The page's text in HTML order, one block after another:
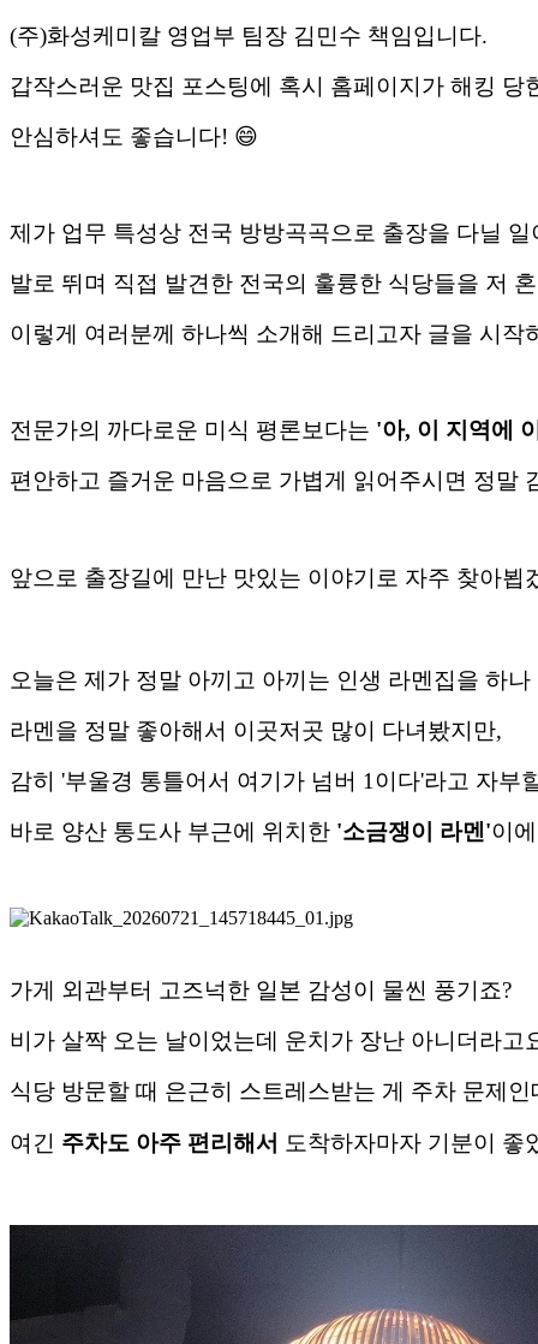
(주)화성케미칼 영업부 팀장 김민수 책임입니다.
갑작스러운 맛집 포스팅에 혹시 홈페이지가 해킹 당
안심하셔도 좋습니다! 😄
제가 업무 특성상 전국 방방곡곡으로 출장을 다닐
발로 뛰며 직접 발견한 전국의 훌륭한 식당들을 저
이렇게 여러분께 하나씩 소개해 드리고자 글을 시작
전문가의 까다로운 미식 평론보다는 '아, 이 지역에
편안하고 즐거운 마음으로 가볍게 읽어주시면 정말
앞으로 출장길에 만난 맛있는 이야기로 자주 찾아
오늘은 제가 정말 아끼고 아끼는 인생 라멘집을 하
라멘을 정말 좋아해서 이곳저곳 많이 다녀봤지만,
감히 '부울경 통틀어서 여기가 넘버 1이다'라고 자부
바로 양산 통도사 부근에 위치한 '소금쟁이 라멘'이
가게 외관부터 고즈넉한 일본 감성이 물씬 풍기죠?
비가 살짝 오는 날이었는데 운치가 장난 아니더라고
식당 방문할 때 은근히 스트레스받는 게 주차 문제
여긴 주차도 아주 편리해서 도착하자마자 기분이 좋